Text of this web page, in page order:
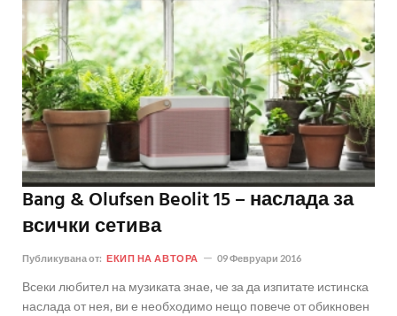
Bang & Olufsen Beolit 15 – наслада за
всички сетива
Публикувана от: ЕКИП НА АВТОРА 09 Февруари 2016
Всеки любител на музиката знае, че за да изпитате истинска
наслада от нея, ви е необходимо нещо повече от обикновен